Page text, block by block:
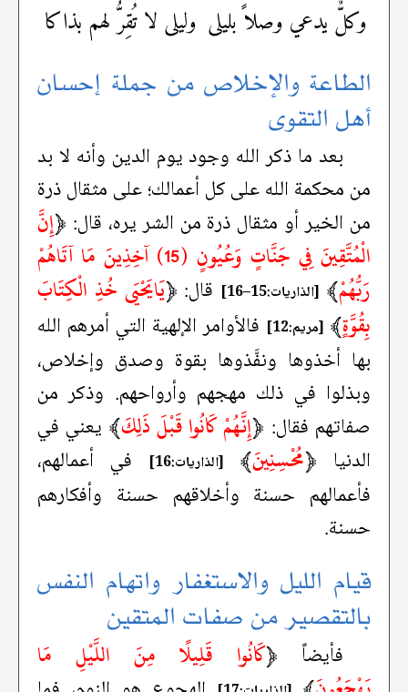
وكلٌّ يدعي وصلاً بليلى وليلى لا تُقِرُّ لهم بذاكا
الطاعة والإخلاص من جملة إحسان
أهل التقوى
بعد ما ذكر الله وجود يوم الدين وأنه لا بد
من محكمة الله على كل أعمالك؛ على مثقال ذرة
من الخير أو مثقال ذرة من الشر يره، قال: ﴿إِنَّ
الْمُتَّقِينَ فِي جَنَّاتٍ وَعُيُونٍ (15) آخِذِينَ مَا آتَاهُمْ
رَبُّهُمْ﴾ [الذاريات:15–16] قال: ﴿يَايَحْيَى خُذِ الْكِتَابَ
بِقُوَّةٍ﴾ [مريم:12]
فالأوامر الإلهية التي أمرهم الله
بها أخذوها ونفَّذوها بقوة وصدق وإخلاص،
وبذلوا في ذلك مهجهم وأرواحهم. وذكر من
صفاتهم فقال: ﴿إِنَّهُمْ كَانُوا قَبْلَ ذَلِكَ﴾ يعني في
الدنيا ﴿مُحْسِنِينَ﴾ [الذاريات:16]
في أعمالهم،
فأعمالهم حسنة وأخلاقهم حسنة وأفكارهم
حسنة.
قيام الليل والاستغفار واتهام النفس
بالتقصير من صفات المتقين
فأيضاً ﴿كَانُوا قَلِيلًا مِنَ اللَّيْلِ مَا